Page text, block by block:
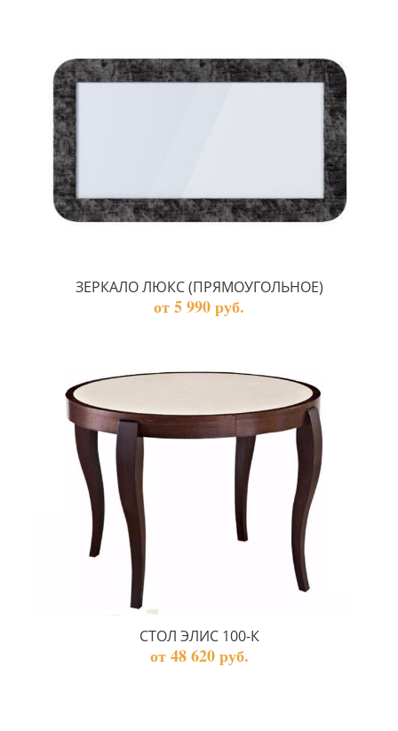
ЗЕРКАЛО ЛЮКС (ПРЯМОУГОЛЬНОЕ)
от 5 990 руб.
СТОЛ ЭЛИС 100-К
от 48 620 руб.